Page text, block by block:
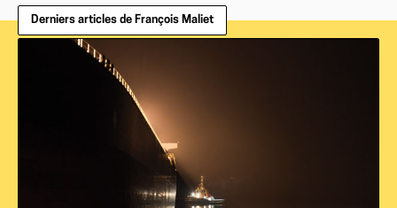
Derniers articles de François Maliet